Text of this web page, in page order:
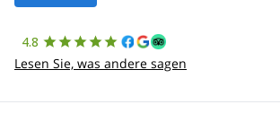
4.8
Lesen Sie, was andere sagen